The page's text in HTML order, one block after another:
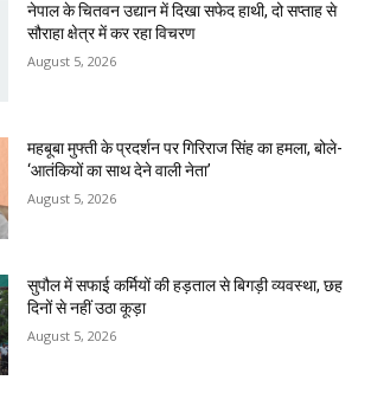
नेपाल के चितवन उद्यान में दिखा सफेद हाथी, दो सप्ताह से
सौराहा क्षेत्र में कर रहा विचरण
August 5, 2026
महबूबा मुफ्ती के प्रदर्शन पर गिरिराज सिंह का हमला, बोले-
‘आतंकियों का साथ देने वाली नेता’
August 5, 2026
सुपौल में सफाई कर्मियों की हड़ताल से बिगड़ी व्यवस्था, छह
दिनों से नहीं उठा कूड़ा
August 5, 2026